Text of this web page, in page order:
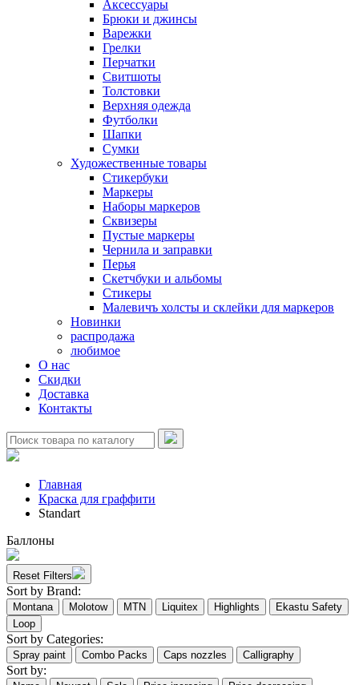
Аксессуары
Брюки и джинсы
Варежки
Грелки
Перчатки
Свитшоты
Толстовки
Верхняя одежда
Футболки
Шапки
Сумки
Художественные товары
Стикербуки
Маркеры
Наборы маркеров
Сквизеры
Пустые маркеры
Чернила и заправки
Перья
Скетчбуки и альбомы
Стикеры
Малевичъ холсты и склейки для маркеров
Новинки
распродажа
любимое
О нас
Скидки
Доставка
Контакты
Главная
Краска для граффити
Standart
Баллоны
Reset Filters
Sort by Brand:
Montana Molotow MTN Liquitex Highlights
Ekastu Safety
Loop
Sort by Categories:
Spray paint Combo Packs Caps nozzles Calligraphy
Sort by: